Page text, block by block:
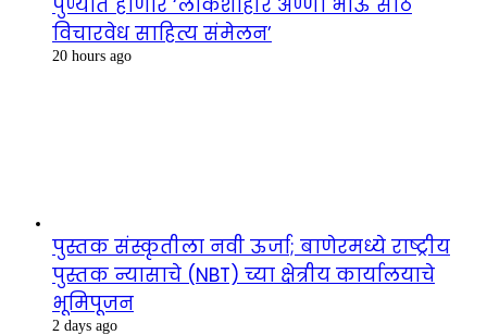
विचारवेध साहित्य संमेलन’
20 hours ago
पुस्तक संस्कृतीला नवी ऊर्जा; बाणेरमध्ये राष्ट्रीय
पुस्तक न्यासाचे (NBT) च्या क्षेत्रीय कार्यालयाचे
भूमिपूजन
2 days ago